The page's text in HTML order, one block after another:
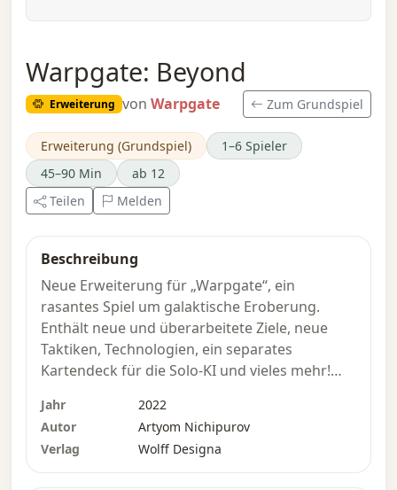
Warpgate: Beyond
Erweiterung von Warpgate Zum Grundspiel
Erweiterung (Grundspiel)
1–6 Spieler
45–90 Min
ab 12
Teilen
Melden
Beschreibung
Neue Erweiterung für „Warpgate“, ein
rasantes Spiel um galaktische Eroberung.
Enthält neue und überarbeitete Ziele, neue
Taktiken, Technologien, ein separates
Kartendeck für die Solo-KI und vieles mehr!
„Warpgate: Beyond“ ersetzt alle Karten des
Basisspiels und fügt neue hinzu, sodass
insgesamt 242 Karten zum Einsatz kommen
Jahr
2022
Autor
Artyom Nichipurov
Verlag
Wolff Designa